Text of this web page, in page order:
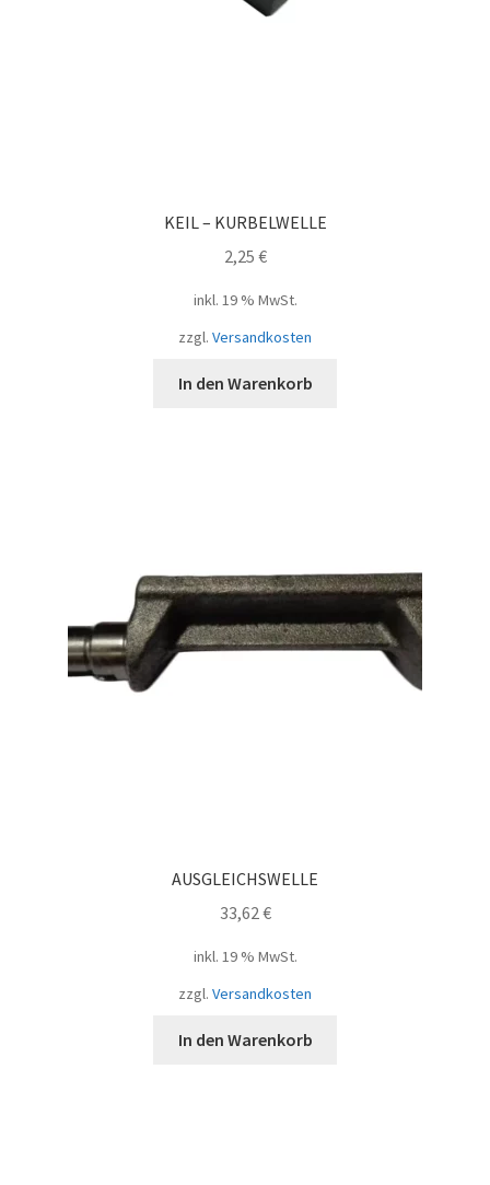
KEIL – KURBELWELLE
2,25 €
inkl. 19 % MwSt.
zzgl. Versandkosten
In den Warenkorb
AUSGLEICHSWELLE
33,62€
inkl. 19 % MwSt.
zzgl. Versandkosten
In den Warenkorb